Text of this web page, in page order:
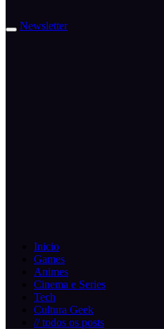
Newsletter
Inicio
Games
Animes
Cinema e Series
Tech
Cultura Geek
// todos os posts